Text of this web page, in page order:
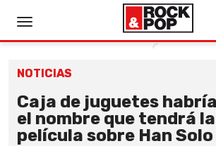
NOTICIAS
Caja de juguetes
el nombre que tendrá
película sobre Han Solo